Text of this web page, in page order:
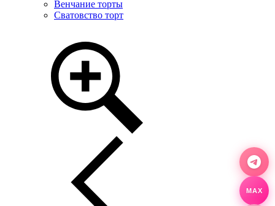
Венчание торты
Сватовство торт
MAX